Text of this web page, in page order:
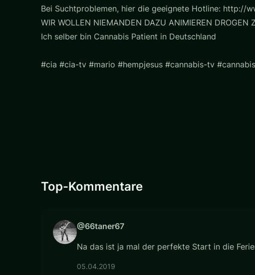
Bei Suchtproblemen, hier die geeignete Hotline: http://
WIR WOLLEN NIEMANDEN DAZU ANIMIEREN DROGEN
Ich selber bin Cannabis Patient in Deutschland
#cia #cia-tv #mario #hempjesus #cannabis-tv
Top-Kommentare
@66taner67
Na das ist ja mal der perfekte Start in die
05.04.2019